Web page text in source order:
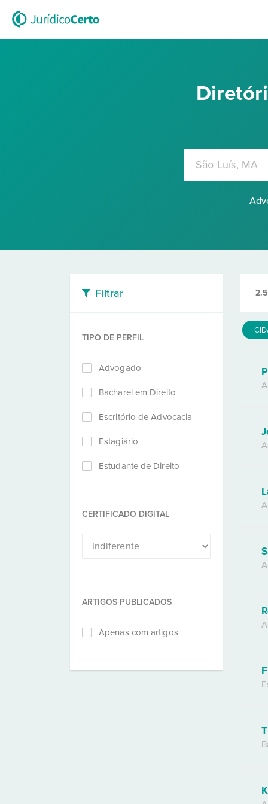
Filtrar
TIPO DE PERFIL
Advogado
Bacharel em Direito
Escritório de Advocacia
Estagiário
Estudante de Direito
CERTIFICADO DIGITAL
ARTIGOS PUBLICADOS
Apenas com artigos